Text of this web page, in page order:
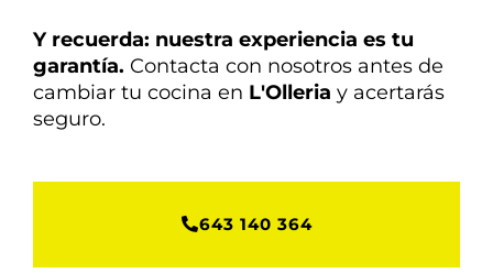
Y recuerda: nuestra experiencia es tu
garantía. Contacta con nosotros antes de
cambiar tu cocina en L'Olleria y acertarás
seguro.
643 140 364